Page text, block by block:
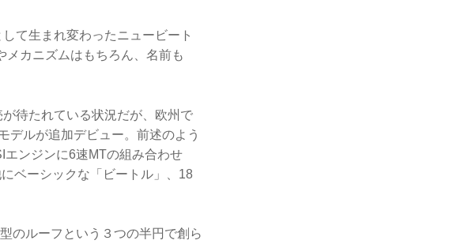
て生まれ変わったニュービート
メカニズムはもちろん、名前も
待たれている状況だが、欧州で
デルが追加デビュー。前述のよう
ンジンに6速MTの組み合わせ
ベーシックな「ビートル」、18
のルーフという３つの半円で創ら